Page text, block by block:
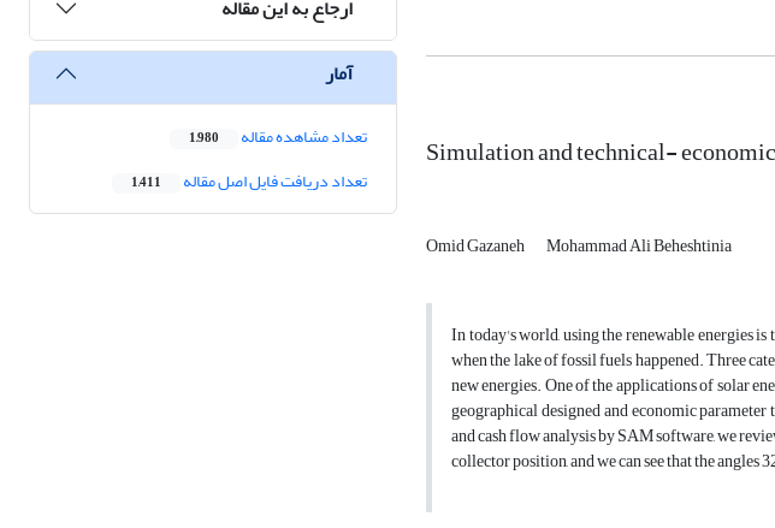
Simulation and technical-
Omid Gazaneh
Mohammad Ali Beheshtinia
In today's world, using the renewable energies
when the lake of fossil fuels happened. Three
new energies. One of the applications of solar
geographical designed and economic
and cash flow analysis by SAM software, we
collector position, and we can see that the angles
ارجاع به این مقاله
آمار
تعداد مشاهده مقاله 1,980
تعداد دریافت فایل اصل مقاله 1,411